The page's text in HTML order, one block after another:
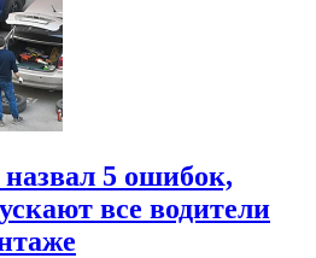
назвал 5 ошибок,
все водители